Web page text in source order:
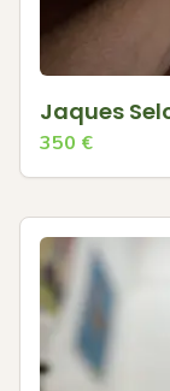
Jaques
350 €